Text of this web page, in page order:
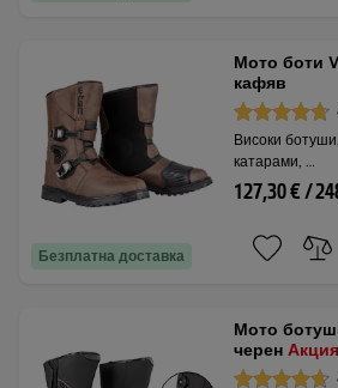
Безплатна доставка
Мото боти
кафяв
Високи
катарами, …
127,30 € /
Мото
черенАкция